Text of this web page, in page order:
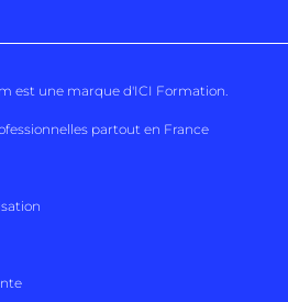
est une marque d'ICI Formation.
partout en France